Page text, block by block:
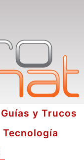
Guías y Trucos
Tecnología